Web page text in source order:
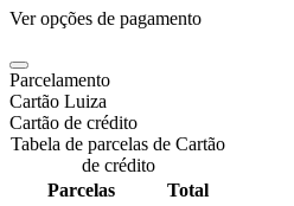
Ver opções de pagamento
Parcelamento
Cartão Luiza
Cartão de crédito
Tabela de parcelas de Cartão
de crédito
Parcelas
Total